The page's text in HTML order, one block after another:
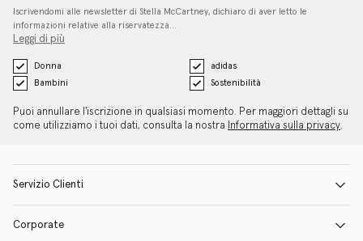
Iscrivendomi alle newsletter di Stella McCartney, dichiaro di aver letto le
informazioni relative alla riservatezza…
Leggi di più
Donna
adidas
Bambini
Sostenibilità
Puoi annullare l'iscrizione in qualsiasi momento. Per maggiori dettagli su
come utilizziamo i tuoi dati, consulta la nostra
Informativa sulla privacy.
Servizio Clienti
Corporate